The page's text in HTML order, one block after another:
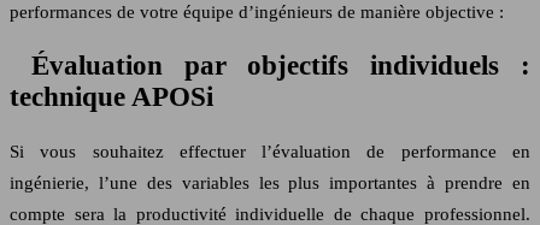
performances de votre équipe d’ingénieurs de manière objective :
Évaluation par objectifs individuels :
technique APOSi
Si vous souhaitez effectuer l’évaluation de performance en
ingénierie, l’une des variables les plus importantes à prendre en
compte sera la productivité individuelle de chaque professionnel.